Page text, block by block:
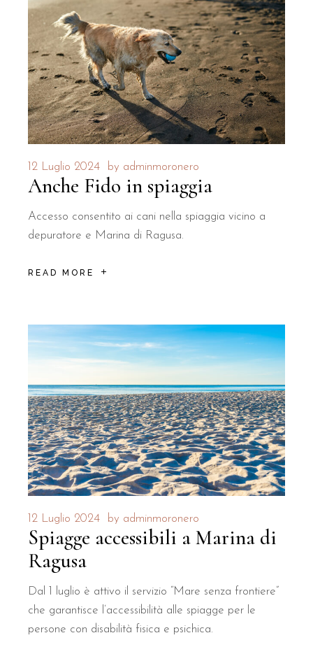
12 Luglio 2024 by adminmoronero
Anche Fido in spiaggia
Accesso consentito ai cani nella spiaggia vicino a
depuratore e Marina di Ragusa.
READ MORE
12 Luglio 2024 by adminmoronero
Spiagge accessibili a Marina di
Ragusa
Dal 1 luglio è attivo il servizio “Mare senza frontiere”
che garantisce l’accessibilità alle spiagge per le
persone con disabilità fisica e psichica.